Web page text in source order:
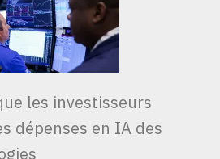
les investisseurs
dépenses en IA des